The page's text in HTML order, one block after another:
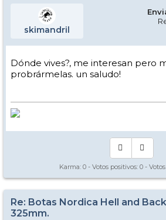
skimandril
Dónde vives?, me interesan pero
probrármelas. un saludo!
Karma: 0 - Votos positivos: 0 -
Re: Botas Nordica Hell and
325mm.